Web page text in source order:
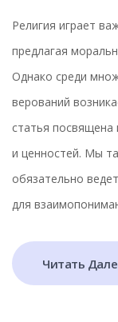
Религия играет
предлагая
Однако среди
верований
статья посвящена
и ценностей. Мы
обязательно
для
Читать